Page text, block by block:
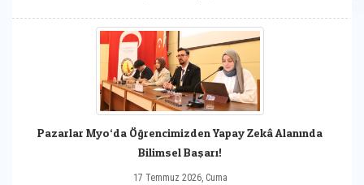
Pazarlar Myo‘da Öğrencimizden Yapay Zekâ Alanında
Bilimsel Başarı!
17 Temmuz 2026, Cuma